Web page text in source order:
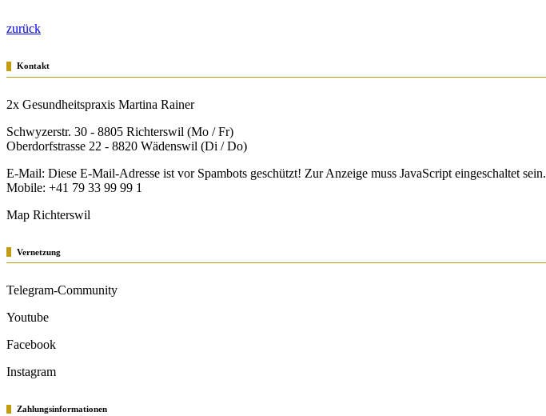
zurück
Kontakt
2x Gesundheitspraxis Martina Rainer
Schwyzerstr. 30 - 8805 Richterswil (Mo / Fr)
Oberdorfstrasse 22 - 8820 Wädenswil (Di / Do)
E-Mail: Diese E-Mail-Adresse ist vor Spambots geschützt! Zur Anzeige muss JavaScript eingeschaltet sein.
Mobile: +41 79 33 99 99 1
Map Richterswil
Vernetzung
Telegram-Community
Youtube
Facebook
Instagram
Zahlungsinformationen